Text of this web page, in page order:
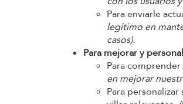
Para enviarle
legítimo en
casos).
Para mejorar y
Para
en mejorar
Para